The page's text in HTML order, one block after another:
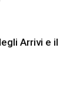
Arrivi e il